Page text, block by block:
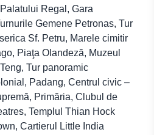
Regal, Gara
Gemene Petronas, Tur
Sf. Petru, Marele cimitir
Piaţa Olandeză, Muzeul
Tur panoramic
Padang, Centrul civic –
Primăria, Clubul de
Templul Thian Hock
Cartierul Little India